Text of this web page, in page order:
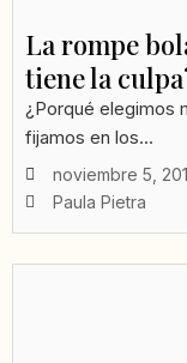
La rompe
tiene la
¿Porqué elegimos
fijamos en los...
noviembre 5,
Paula Pietra